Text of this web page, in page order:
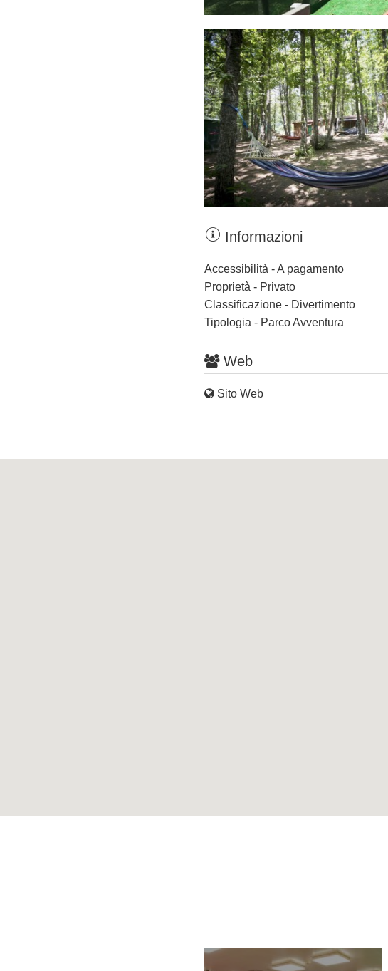
Informazioni
Accessibilità - A pagamento
Proprietà - Privato
Classificazione - Divertimento
Tipologia - Parco Avventura
Web
Sito Web